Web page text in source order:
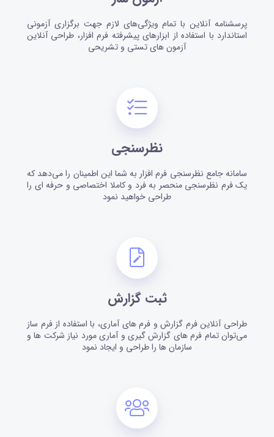
پرسشنامه آنلاین با تمام ویژگی‌های لازم جهت برگزاری آزمونی
استاندارد با استفاده از ابزار‌های پیشرفته فرم افزار، طراحی آنلاین
آزمون های تستی و تشریحی
نظرسنجی
سامانه جامع نظرسنجی فرم افزار به شما این اطمینان را می‌دهد که
یک فرم نظرسنجی منحصر به فرد و کاملا اختصاصی و حرفه ای را
طراحی خواهید نمود
ثبت گزارش
طراحی آنلاین فرم گزارش و فرم های آماری، با استفاده از فرم ساز
می‌توان تمام فرم های گزارش گیری و آماری مورد نیاز شرکت ها و
سازمان ها را طراحی و ایجاد نمود